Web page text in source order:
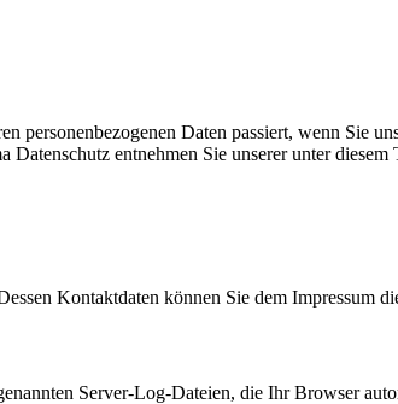
Daten passiert, wenn Sie
entnehmen Sie unserer unter
Kontaktdaten können Sie dem Impressum
Server-Log-Dateien, die Ihr Browser